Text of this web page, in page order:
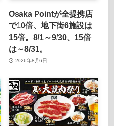
Osaka Pointが全提携店
で10倍、地下街6施設は
15倍。8/1～9/30、15倍
は～8/31。
2026年8月6日